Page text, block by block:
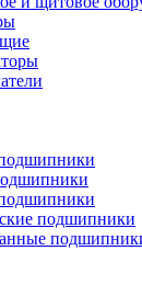
подшипники